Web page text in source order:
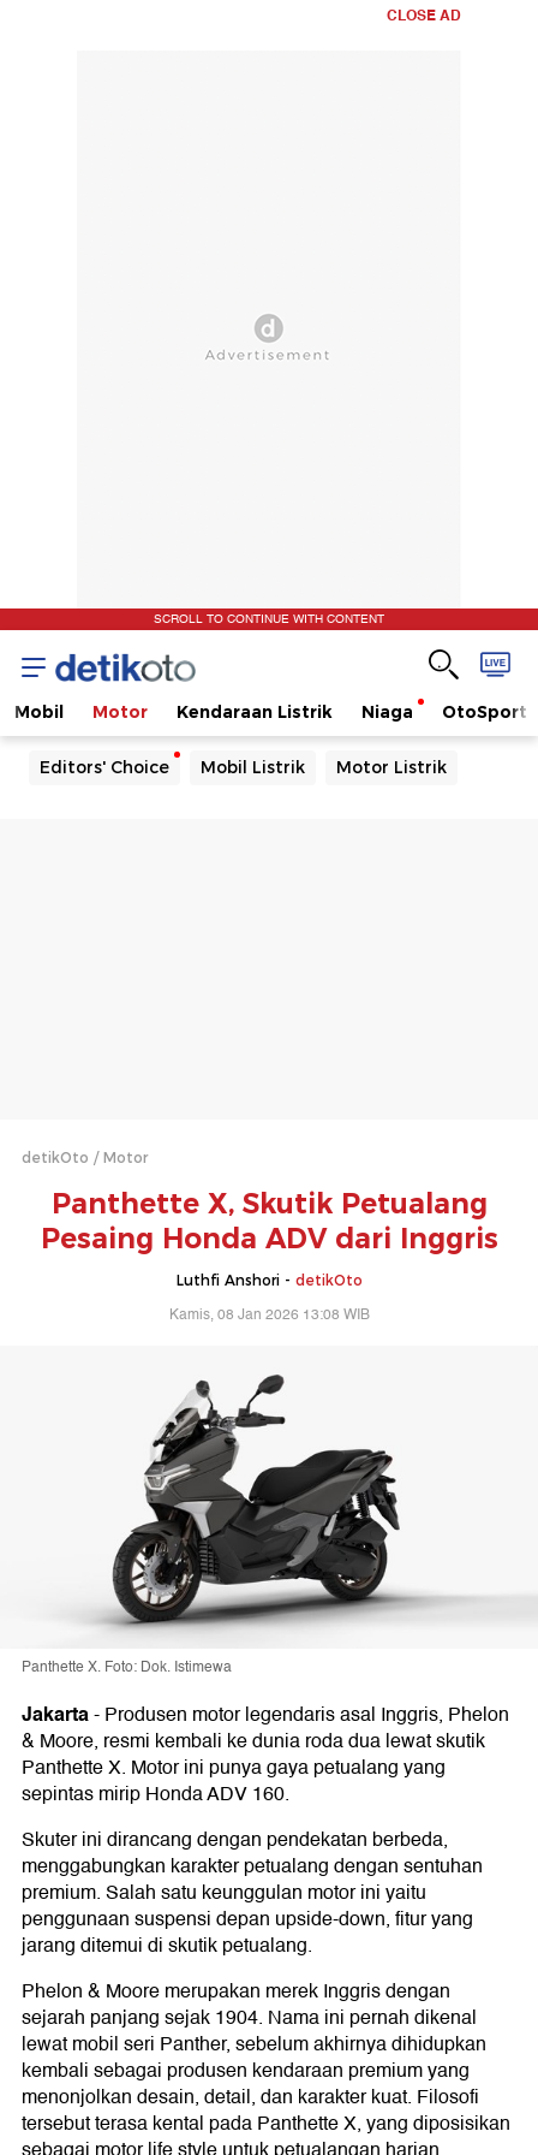
CLOSE AD
SCROLL TO CONTINUE WITH CONTENT
Mobil Motor Kendaraan Listrik Niaga OtoSport
Editors' Choice Mobil Listrik Motor Listrik
detikOto Motor
Panthette X, Skutik Petualang
Pesaing Honda ADV dari Inggris
Luthfi Anshori - detikOto
Kamis, 08 Jan 2026 13:08 WIB
Panthette X. Foto: Dok. Istimewa
Jakarta-Produsen motor legendaris asal Inggris, Phelon
& Moore, resmi kembali ke dunia roda dua lewat skutik
Panthette X. Motor ini punya gaya petualang yang
sepintas mirip Honda ADV 160.
Skuter ini dirancang dengan pendekatan berbeda,
menggabungkan karakter petualang dengan sentuhan
premium. Salah satu keunggulan motor ini yaitu
penggunaan suspensi depan upside-down, fitur yang
jarang ditemui di skutik petualang.
Phelon & Moore merupakan merek Inggris dengan
sejarah panjang sejak 1904. Nama ini pernah dikenal
lewat mobil seri Panther, sebelum akhirnya dihidupkan
kembali sebagai produsen kendaraan premium yang
menonjolkan desain, detail, dan karakter kuat. Filosofi
tersebut terasa kental pada Panthette X, yang diposisikan